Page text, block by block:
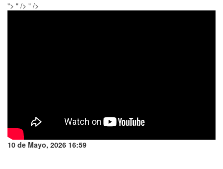
"> " /> " />
10 de Mayo, 2026 16:59